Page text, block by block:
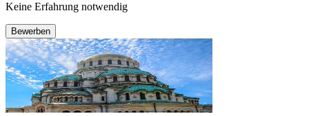
Keine Erfahrung notwendig
Bewerben